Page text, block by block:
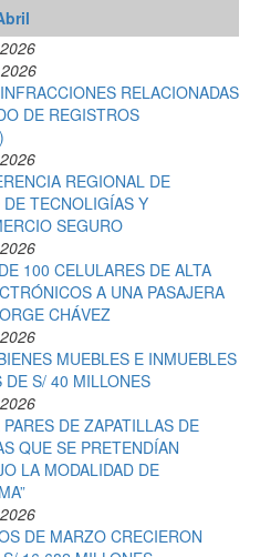
RELACIONADAS
DE REGISTROS
REGIONAL DE
TECNOLIGÍAS Y
SEGURO
100 CELULARES DE ALTA
A UNA PASAJERA
CHÁVEZ
MUEBLES E INMUEBLES
DE S/ 40 MILLONES
DE ZAPATILLAS DE
QUE SE PRETENDÍAN
LA MODALIDAD DE
DE MARZO CRECIERON